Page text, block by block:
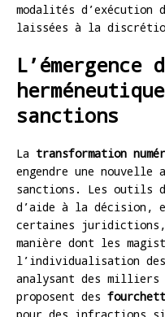
modalités d’exécution
laissées à la
L’émergence
sanctions
La transformation
engendre une
sanctions. Les
d’aide à la décision,
certaines juridictions,
manière dont les
l’individualisation des
analysant des milliers
proposent des
pour des infractions